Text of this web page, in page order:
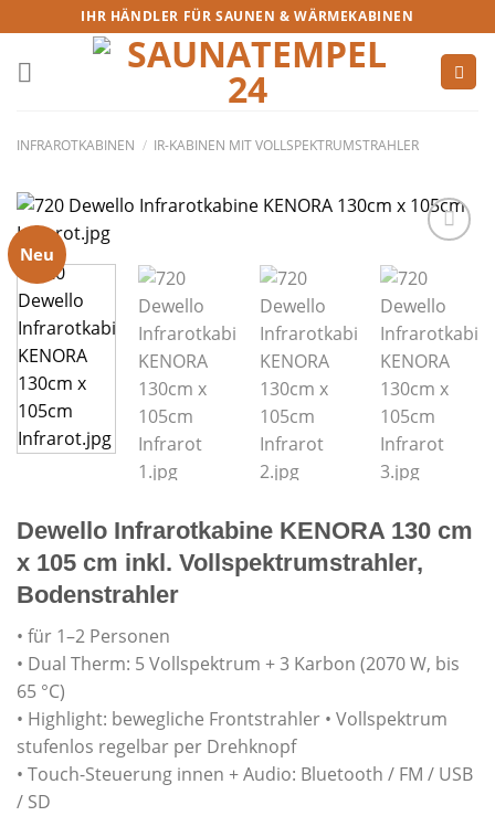
IHR HÄNDLER FÜR SAUNEN & WÄRMEKABINEN
INFRAROTKABINEN / IR-KABINEN MIT VOLLSPEKTRUMSTRAHLER
Neu
Dewello Infrarotkabine KENORA 130 cm
x 105 cm inkl. Vollspektrumstrahler,
Bodenstrahler
• für 1–2 Personen
• Dual Therm: 5 Vollspektrum + 3 Karbon (2070 W, bis
65 °C)
• Highlight: bewegliche Frontstrahler • Vollspektrum
stufenlos regelbar per Drehknopf
• Touch-Steuerung innen + Audio: Bluetooth / FM / USB
/ SD